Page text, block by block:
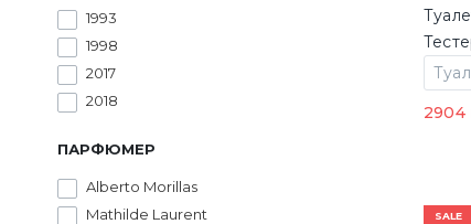
1993
1998
2017
2018
ПАРФЮМЕР
Alberto Morillas
Mathilde Laurent
2904
SALE